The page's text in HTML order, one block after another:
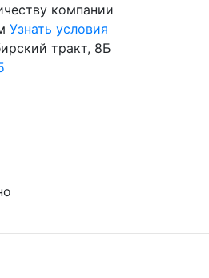
компании
Узнать условия
тракт, 8Б